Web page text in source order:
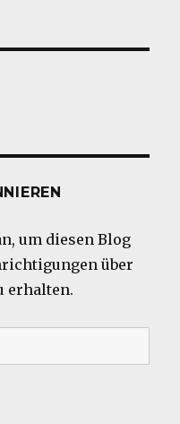
um diesen Blog
über
erhalten.